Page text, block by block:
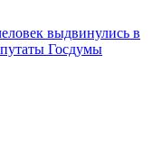
выдвинулись в
Госдумы